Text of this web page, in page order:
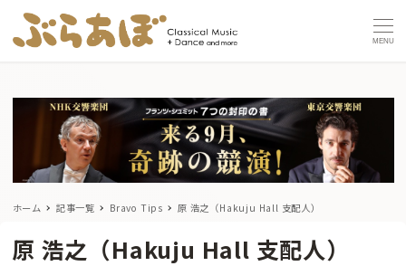
MENU
ホーム 記事一覧 Bravo Tips 原 浩之（Hakuju Hall 支配人）
原 浩之（Hakuju Hall 支配人）